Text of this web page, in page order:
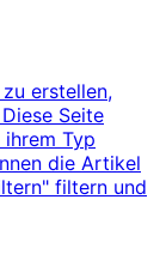
erstellen,
Seite
Typ
die Artikel
filtern und